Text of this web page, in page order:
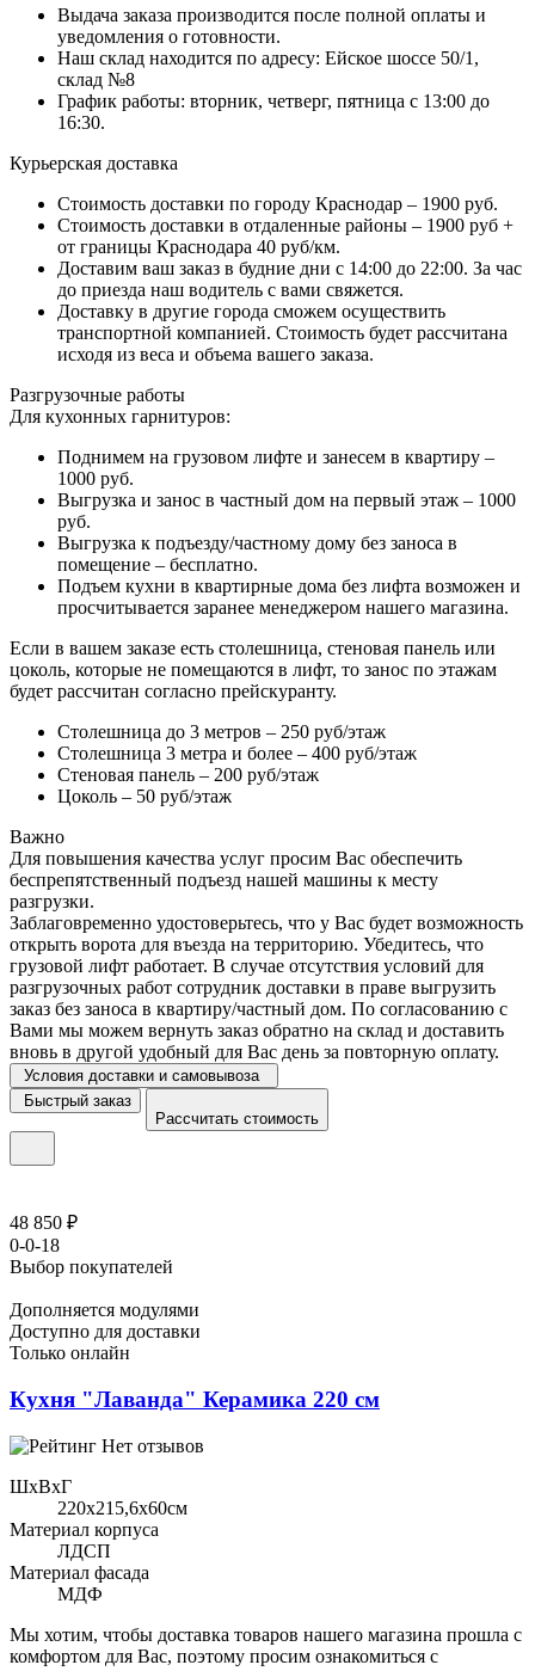
Выдача заказа производится после полной оплаты и
уведомления о готовности.
Наш склад находится по адресу: Ейское шоссе 50/1,
склад №8
График работы: вторник, четверг, пятница с 13:00 до
16:30.
Курьерская доставка
Стоимость доставки по городу Краснодар – 1900 руб.
Стоимость доставки в отдаленные районы – 1900 руб +
от границы Краснодара 40 руб/км.
Доставим ваш заказ в будние дни с 14:00 до 22:00. За час
до приезда наш водитель с вами свяжется.
Доставку в другие города сможем осуществить
транспортной компанией. Стоимость будет рассчитана
исходя из веса и объема вашего заказа.
Разгрузочные работы
Для кухонных гарнитуров:
Поднимем на грузовом лифте и занесем в квартиру –
1000 руб.
Выгрузка и занос в частный дом на первый этаж – 1000
руб.
Выгрузка к подъезду/частному дому без заноса в
помещение – бесплатно.
Подъем кухни в квартирные дома без лифта возможен и
просчитывается заранее менеджером нашего магазина.
Если в вашем заказе есть столешница, стеновая панель или
цоколь, которые не помещаются в лифт, то занос по этажам
будет рассчитан согласно прейскуранту.
Столешница до 3 метров – 250 руб/этаж
Столешница 3 метра и более – 400 руб/этаж
Стеновая панель – 200 руб/этаж
Цоколь – 50 руб/этаж
Важно
Для повышения качества услуг просим Вас обеспечить
беспрепятственный подъезд нашей машины к месту
разгрузки.
Заблаговременно удостоверьтесь, что у Вас будет возможность
открыть ворота для въезда на территорию. Убедитесь, что
грузовой лифт работает. В случае отсутствия условий для
разгрузочных работ сотрудник доставки в праве выгрузить
заказ без заноса в квартиру/частный дом. По согласованию с
Вами мы можем вернуть заказ обратно на склад и доставить
вновь в другой удобный для Вас день за повторную оплату.
Условия доставки и самовывоза
Быстрый заказ
Рассчитать стоимость
48 850 ₽
0-0-18
Выбор покупателей
Дополняется модулями
Доступно для доставки
Только онлайн
Кухня "Лаванда" Керамика 220 см
Нет отзывов
ШхВхГ
220x215,6х60см
Материал корпуса
ЛДСП
Материал фасада
МДФ
Мы хотим, чтобы доставка товаров нашего магазина прошла с
комфортом для Вас, поэтому просим ознакомиться с